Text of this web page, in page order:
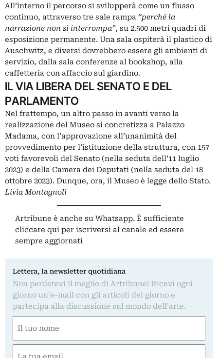
All’interno il percorso si svilupperà come un flusso
continuo, attraverso tre sale rampa “perché la
narrazione non si interrompa”, su 2.500 metri quadri di
esposizione permanente. Una sala ospiterà il plastico di
Auschwitz, e diversi dovrebbero essere gli ambienti di
servizio, dalla sala conferenze al bookshop, alla
caffetteria con affaccio sul giardino.
IL VIA LIBERA DEL SENATO E DEL
PARLAMENTO
Nel frattempo, un altro passo in avanti verso la
realizzazione del Museo si concretizza a Palazzo
Madama, con l’approvazione all’unanimità del
provvedimento per l’istituzione della struttura, con 157
voti favorevoli del Senato (nella seduta dell’11 luglio
2023) e della Camera dei Deputati (nella seduta del 18
ottobre 2023). Dunque, ora, il Museo è legge dello Stato.
Livia Montagnoli
Artribune è anche su Whatsapp. È sufficiente
cliccare qui per iscriversi al canale ed essere
sempre aggiornati
Lettera, la newsletter quotidiana
Non perdetevi il meglio di Artribune! Ricevi ogni
giorno un'e-mail con gli articoli del giorno e
partecipa alla discussione sul mondo dell'arte.
(Required)
First